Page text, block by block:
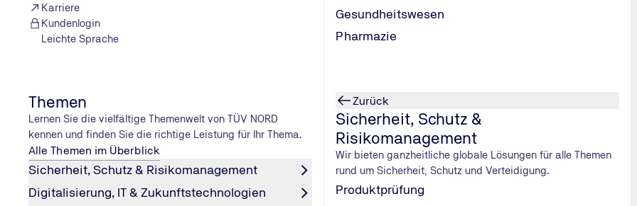
Karriere
Kundenlogin
Leichte Sprache
Gesundheitswesen
Pharmazie
Themen
Lernen Sie die vielfältige Themenwelt von TÜV NORD
kennen und finden Sie die richtige Leistung für Ihr Thema.
Alle Themen im Überblick
Sicherheit, Schutz & Risikomanagement
Digitalisierung, IT & Zukunftstechnologien
Zurück
Sicherheit, Schutz &
Risikomanagement
Wir bieten ganzheitliche globale Lösungen für alle Themen
rund um Sicherheit, Schutz und Verteidigung.
Produktprüfung
Mit unserem kostenlosen Erinnerungsservice behalten Sie Ihren
Termin sicher im Blick. Einfach das Formular ausfüllen und rechtzeitig
erinnert werden.